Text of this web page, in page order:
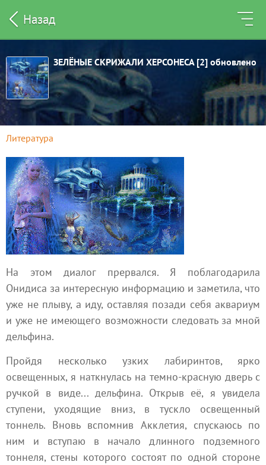
Назад
ЗЕЛЁНЫЕ СКРИЖАЛИ ХЕРСОНЕСА [2] обновлено
Литература
На этом диалог прервался. Я поблагодарила
Онидиса за интересную информацию и заметила, что
уже не плыву, а иду, оставляя позади себя аквариум
и уже не имеющего возможности следовать за мной
дельфина.
Пройдя несколько узких лабиринтов, ярко
освещенных, я наткнулась на темно-красную дверь с
ручкой в виде... дельфина. Открыв её, я увидела
ступени, уходящие вниз, в тускло освещенный
тоннель. Вновь вспомнив Акклетия, спускаюсь по
ним и вступаю в начало длинного подземного
тоннеля, стены которого состоят по одной стороне